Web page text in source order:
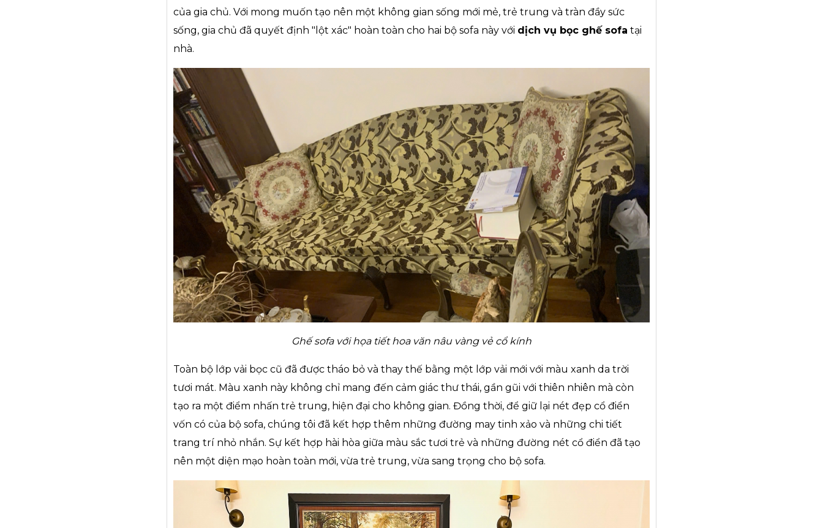
của gia chủ. Với mong muốn tạo nên một không gian sống mới mẻ, trẻ trung và tràn đầy sức
sống, gia chủ đã quyết định "lột xác" hoàn toàn cho hai bộ sofa này với dịch vụ bọc ghế sofa tại
nhà.
Ghế sofa với họa tiết hoa văn nâu vàng vẻ cổ kính
Toàn bộ lớp vải bọc cũ đã được tháo bỏ và thay thế bằng một lớp vải mới với màu xanh da trời
tươi mát. Màu xanh này không chỉ mang đến cảm giác thư thái, gần gũi với thiên nhiên mà còn
tạo ra một điểm nhấn trẻ trung, hiện đại cho không gian. Đồng thời, để giữ lại nét đẹp cổ điển
vốn có của bộ sofa, chúng tôi đã kết hợp thêm những đường may tinh xảo và những chi tiết
trang trí nhỏ nhắn. Sự kết hợp hài hòa giữa màu sắc tươi trẻ và những đường nét cổ điển đã tạo
nên một diện mạo hoàn toàn mới, vừa trẻ trung, vừa sang trọng cho bộ sofa.